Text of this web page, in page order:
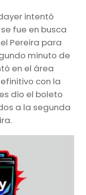
intentó
fue en busca
Pereira para
minuto de
en el área
con la
dio el boleto
a la segunda